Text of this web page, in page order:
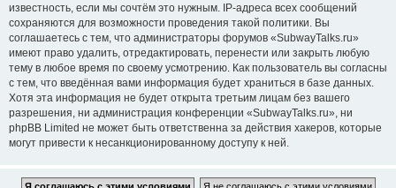
известность, если мы сочтём это нужным. IP-адреса всех сообщений
сохраняются для возможности проведения такой политики. Вы
соглашаетесь с тем, что администраторы форумов «SubwayTalks.ru»
имеют право удалить, отредактировать, перенести или закрыть любую
тему в любое время по своему усмотрению. Как пользователь вы согласны
с тем, что введённая вами информация будет храниться в базе данных.
Хотя эта информация не будет открыта третьим лицам без вашего
разрешения, ни администрация конференции «SubwayTalks.ru», ни
phpBB Limited не может быть ответственна за действия хакеров, которые
могут привести к несанкционированному доступу к ней.